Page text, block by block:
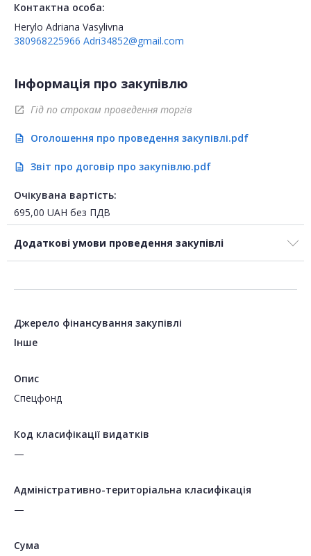
Контактна особа:
Herylo Adriana Vasylivna
380968225966 Adri34852@gmail.com
Інформація про закупівлю
open_in_new Гід по строкам проведення торгів
description Оголошення про проведення закупівлі.pdf
description Звіт про договір про закупівлю.pdf
Очікувана вартість:
695,00 UAH без ПДВ
Додаткові умови проведення закупівлі
Джерело фінансування закупівлі
Інше
Опис
Спецфонд
Код класифікації видатків
—
Адміністративно-територіальна класифікація
—
Сума